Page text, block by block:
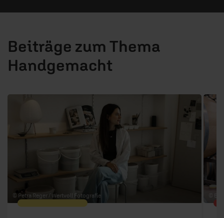
Beiträge zum Thema
Handgemacht
© Petra Reger / Wertvoll Fotografie